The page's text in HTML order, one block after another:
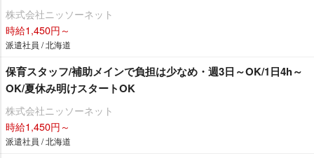
株式会社ニッソーネット
時給1,450円～
派遣社員 / 北海道
保育スタッフ/補助メインで負担は少なめ・週3日～OK/1日4h～
OK/夏休み明けスタートOK
株式会社ニッソーネット
時給1,450円～
派遣社員 / 北海道